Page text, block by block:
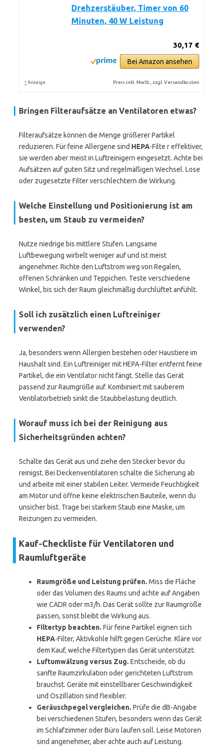
Drehzerstäuber, Timer von 60
Minuten, 40 W Leistung
30,17 €
Bei Amazon ansehen
* Anzeige Preis inkl. MwSt., zzgl. Versandkosten
Bringen Filteraufsätze an Ventilatoren etwas?
Filteraufsätze können die Menge größerer Partikel
reduzieren. Für feine Allergene sind HEPA-Filte r effektiver,
sie werden aber meist in Luftreinigern eingesetzt. Achte bei
Aufsätzen auf guten Sitz und regelmäßigen Wechsel. Lose
oder zugesetzte Filter verschlechtern die Wirkung.
Welche Einstellung und Positionierung ist am
besten, um Staub zu vermeiden?
Nutze niedrige bis mittlere Stufen. Langsame
Luftbewegung wirbelt weniger auf und ist meist
angenehmer. Richte den Luftstrom weg von Regalen,
offenen Schränken und Teppichen. Teste verschiedene
Winkel, bis sich der Raum gleichmäßig durchlüftet anfühlt.
Soll ich zusätzlich einen Luftreiniger
verwenden?
Ja, besonders wenn Allergien bestehen oder Haustiere im
Haushalt sind. Ein Luftreiniger mit HEPA-Filter entfernt feine
Partikel, die ein Ventilator nicht fängt. Stelle das Gerät
passend zur Raumgröße auf. Kombiniert mit sauberem
Ventilatorbetrieb sinkt die Staubbelastung deutlich.
Worauf muss ich bei der Reinigung aus
Sicherheitsgründen achten?
Schalte das Gerät aus und ziehe den Stecker bevor du
reinigst. Bei Deckenventilatoren schalte die Sicherung ab
und arbeite mit einer stabilen Leiter. Vermeide Feuchtigkeit
am Motor und öffne keine elektrischen Bauteile, wenn du
unsicher bist. Trage bei starkem Staub eine Maske, um
Reizungen zu vermeiden.
Kauf-Checkliste für Ventilatoren und
Raumluftgeräte
Raumgröße und Leistung prüfen. Miss die Fläche
oder das Volumen des Raums und achte auf Angaben
wie CADR oder m3/h. Das Gerät sollte zur Raumgröße
passen, sonst bleibt die Wirkung aus.
Filtertyp beachten. Für feine Partikel eignen sich
HEPA-Filter, Aktivkohle hilft gegen Gerüche. Kläre vor
dem Kauf, welche Filtertypen das Gerät unterstützt.
Luftumwälzung versus Zug. Entscheide, ob du
sanfte Raumzirkulation oder gerichteten Luftstrom
brauchst. Geräte mit einstellbarer Geschwindigkeit
und Oszillation sind flexibler.
Geräuschpegel vergleichen. Prüfe die dB-Angabe
bei verschiedenen Stufen, besonders wenn das Gerät
im Schlafzimmer oder Büro laufen soll. Leise Motoren
sind angenehmer, aber achte auch auf Leistung.